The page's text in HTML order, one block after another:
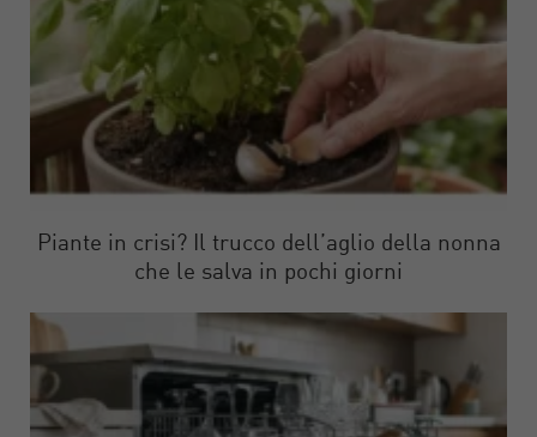
Piante in crisi? Il trucco dell’aglio della nonna
che le salva in pochi giorni